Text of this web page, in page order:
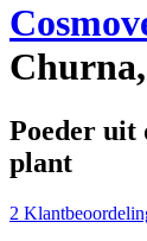
Poeder uit
plant
2